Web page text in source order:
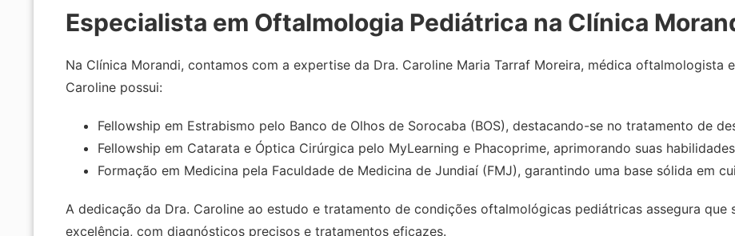
Especialista em Oftalmologia Pediátrica na Clínica
Na Clínica Morandi, contamos com a expertise da Dra. Caroline Maria Tarraf Moreira, médica oftalmologista
Caroline possui:
Fellowship em Estrabismo pelo Banco de Olhos de Sorocaba (BOS), destacando-se no tratamento de
Fellowship em Catarata e Óptica Cirúrgica pelo MyLearning e Phacoprime, aprimorando suas
Formação em Medicina pela Faculdade de Medicina de Jundiaí (FMJ), garantindo uma base sólida em
A dedicação da Dra. Caroline ao estudo e tratamento de condições oftalmológicas pediátricas assegura que
excelência, com diagnósticos precisos e tratamentos eficazes.